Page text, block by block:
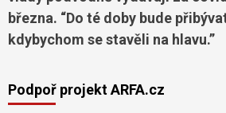
března. “Do té doby bude
kdybychom se stavěli na hlavu.”
Podpoř projekt ARFA.cz